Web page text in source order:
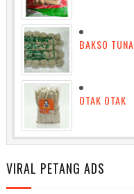
BAKSO TUNA
OTAK OTAK
VIRAL PETANG ADS